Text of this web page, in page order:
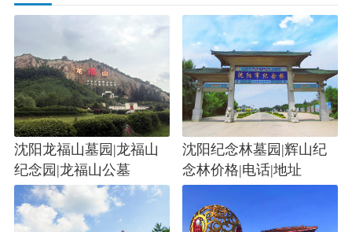
沈阳龙福山墓园|龙福山
纪念园|龙福山公墓
沈阳纪念林墓园|辉山纪
念林价格|电话|地址